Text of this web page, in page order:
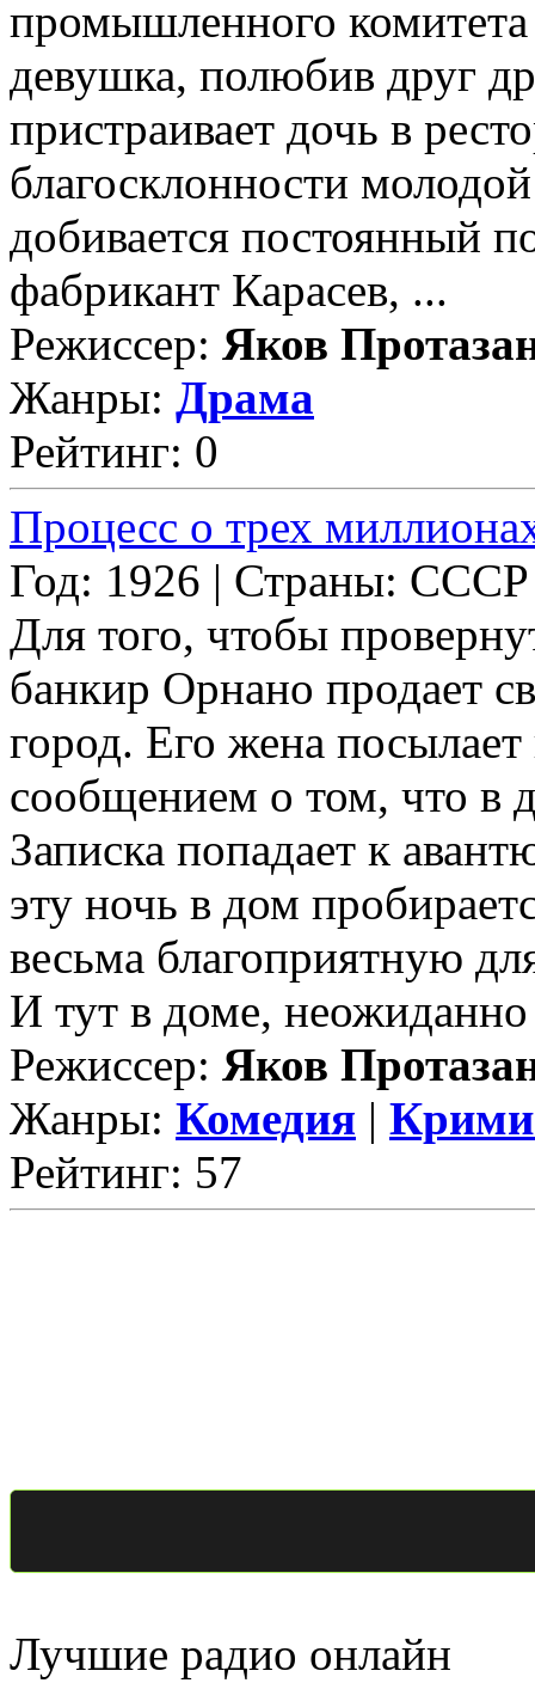
промышленного
девушка, полюбив друг
пристраивает дочь в
благосклонности
добивается постоянный
фабрикант Карасев, ...
Режиссер: Яков
Жанры: Драма
Рейтинг: 0
Процесс о трех
Год: 1926 | Страны: СССР
Для того, чтобы
банкир Орнано продает
город. Его жена
сообщением о том, что в
Записка попадает к
эту ночь в дом
весьма благоприятную
И тут в доме, неожиданно
Режиссер: Яков
Жанры: Комедия |
Рейтинг: 57
Лучшие радио онлайн